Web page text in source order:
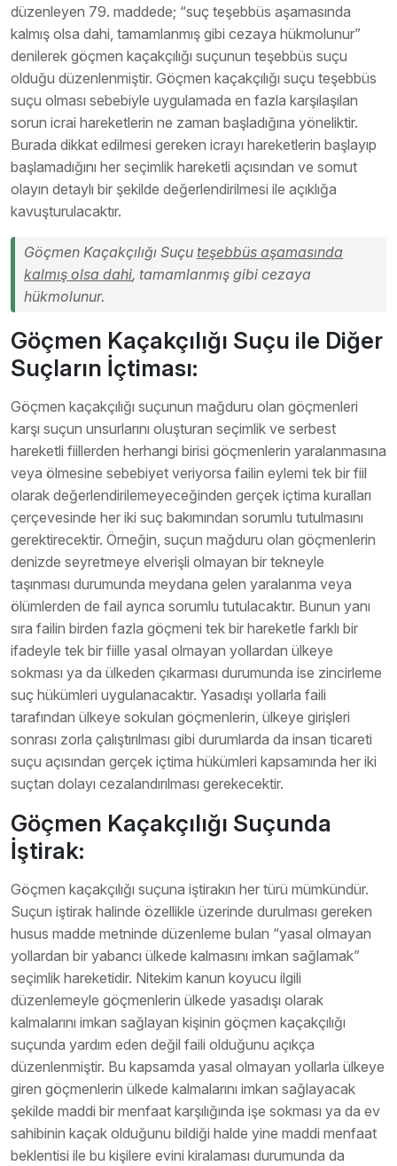
düzenleyen 79. maddede; “suç teşebbüs aşamasında
kalmış olsa dahi, tamamlanmış gibi cezaya hükmolunur”
denilerek göçmen kaçakçılığı suçunun teşebbüs suçu
olduğu düzenlenmiştir. Göçmen kaçakçılığı suçu teşebbüs
suçu olması sebebiyle uygulamada en fazla karşılaşılan
sorun icrai hareketlerin ne zaman başladığına yöneliktir.
Burada dikkat edilmesi gereken icrayı hareketlerin başlayıp
başlamadığını her seçimlik hareketli açısından ve somut
olayın detaylı bir şekilde değerlendirilmesi ile açıklığa
kavuşturulacaktır.
Göçmen Kaçakçılığı Suçu teşebbüs aşamasında
kalmış olsa dahi, tamamlanmış gibi cezaya
hükmolunur.
Göçmen Kaçakçılığı Suçu ile Diğer
Suçların İçtiması:
Göçmen kaçakçılığı suçunun mağduru olan göçmenleri
karşı suçun unsurlarını oluşturan seçimlik ve serbest
hareketli fiillerden herhangi birisi göçmenlerin yaralanmasına
veya ölmesine sebebiyet veriyorsa failin eylemi tek bir fiil
olarak değerlendirilemeyeceğinden gerçek içtima kuralları
çerçevesinde her iki suç bakımından sorumlu tutulmasını
gerektirecektir. Örneğin, suçun mağduru olan göçmenlerin
denizde seyretmeye elverişli olmayan bir tekneyle
taşınması durumunda meydana gelen yaralanma veya
ölümlerden de fail ayrıca sorumlu tutulacaktır. Bunun yanı
sıra failin birden fazla göçmeni tek bir hareketle farklı bir
ifadeyle tek bir fiille yasal olmayan yollardan ülkeye
sokması ya da ülkeden çıkarması durumunda ise zincirleme
suç hükümleri uygulanacaktır. Yasadışı yollarla faili
tarafından ülkeye sokulan göçmenlerin, ülkeye girişleri
sonrası zorla çalıştırılması gibi durumlarda da insan ticareti
suçu açısından gerçek içtima hükümleri kapsamında her iki
suçtan dolayı cezalandırılması gerekecektir.
Göçmen Kaçakçılığı Suçunda
İştirak:
Göçmen kaçakçılığı suçuna iştirakın her türü mümkündür.
Suçun iştirak halinde özellikle üzerinde durulması gereken
husus madde metninde düzenleme bulan “yasal olmayan
yollardan bir yabancı ülkede kalmasını imkan sağlamak”
seçimlik hareketidir. Nitekim kanun koyucu ilgili
düzenlemeyle göçmenlerin ülkede yasadışı olarak
kalmalarını imkan sağlayan kişinin göçmen kaçakçılığı
suçunda yardım eden değil faili olduğunu açıkça
düzenlenmiştir. Bu kapsamda yasal olmayan yollarla ülkeye
giren göçmenlerin ülkede kalmalarını imkan sağlayacak
şekilde maddi bir menfaat karşılığında işe sokması ya da ev
sahibinin kaçak olduğunu bildiği halde yine maddi menfaat
beklentisi ile bu kişilere evini kiralaması durumunda da